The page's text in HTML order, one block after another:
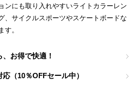
お得で快適！
（10％OFFセール中）
ンにも取り入れやすいライトカラーレン
、サイクルスポーツやスケートボードな
す。